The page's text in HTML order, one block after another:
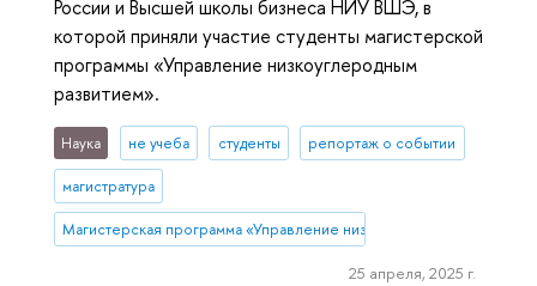
России и Высшей школы бизнеса НИУ ВШЭ, в
которой приняли участие студенты магистерской
программы «Управление низкоуглеродным
развитием».
Наука не учеба студенты репортаж о событии
магистратура
Магистерская программа «Управление низкоуглеродным
25 апреля, 2025 г.